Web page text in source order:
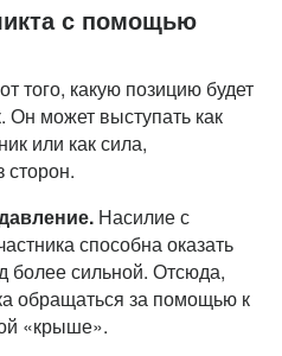
с помощью
того, какую позицию будет
Он может выступать как
или как сила,
Насилие с
способна оказать
более сильной. Отсюда,
обращаться за помощью к
«крыше».